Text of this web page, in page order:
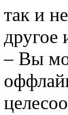
так и
другое
– Вы